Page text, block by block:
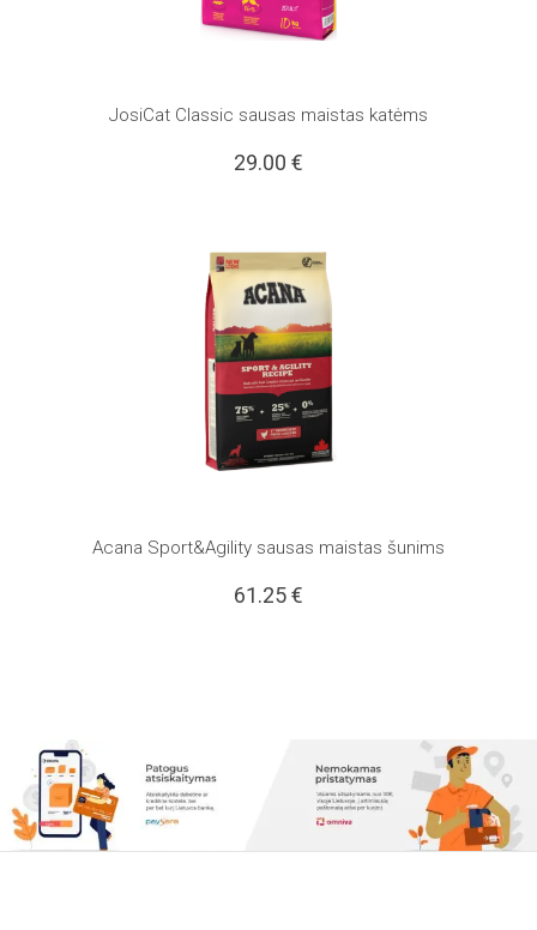
JosiCat Classic sausas maistas katėms
29.00 €
Acana Sport&Agility sausas maistas šunims
61.25€